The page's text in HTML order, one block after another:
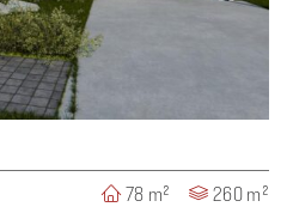
78 m² 260 m²